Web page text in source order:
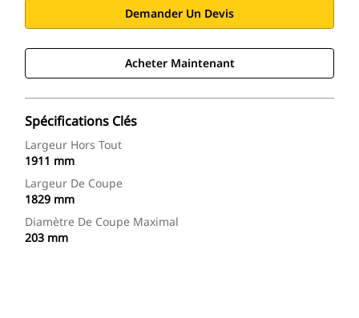
Demander Un Devis
Acheter Maintenant
Spécifications Clés
Largeur Hors Tout
1911 mm
Largeur De Coupe
1829 mm
Diamètre De Coupe Maximal
203 mm